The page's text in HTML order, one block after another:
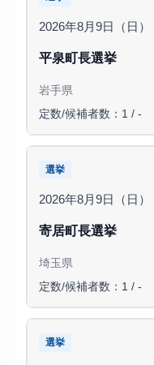
2026年8月9日（日）
平泉町長選挙
岩手県
定数/候補者数：1 / -
選挙
2026年8月9日（日）
寄居町長選挙
埼玉県
定数/候補者数：1 / -
選挙